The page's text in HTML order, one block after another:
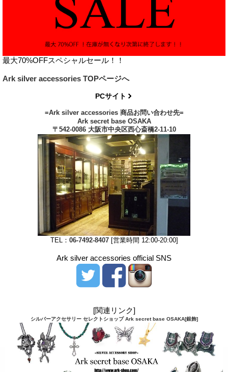
最大70%OFFスペシャルセール！！
Ark silver accessories TOPページへ
PCサイト
=Ark silver accessories 商品お問い合わせ先=
Ark secret base OSAKA
〒542-0086 大阪市中央区西心斎橋2-11-10
TEL： 06-7492-8407[営業時間 12:00-20:00]
Ark silver accessories official SNS
[関連リンク]
シルバーアクセサリー セレクトショップ Ark secret base OSAKA[銀飾]